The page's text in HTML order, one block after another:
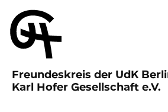
Freundeskreis der UdK
Karl Hofer Gesellschaft e.V.